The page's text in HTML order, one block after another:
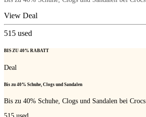
View Deal
515 used
BIS ZU 40% RABATT
Deal
Bis zu 40% Schuhe, Clogs und Sandalen
Bis zu 40% Schuhe, Clogs und Sandalen bei Crocs